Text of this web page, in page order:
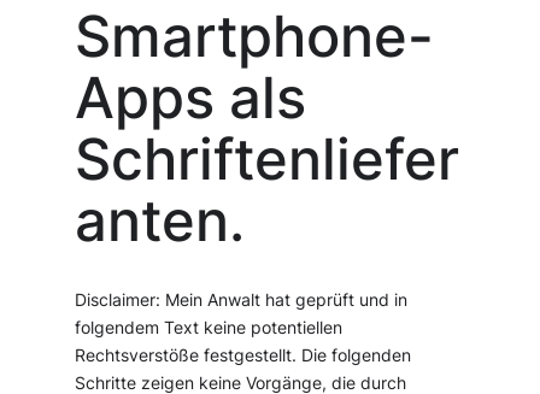
Smartphone-
Apps als
Schriftenliefer
anten.
Disclaimer: Mein Anwalt hat geprüft und in
folgendem Text keine potentiellen
Rechtsverstöße festgestellt. Die folgenden
Schritte zeigen keine Vorgänge, die durch